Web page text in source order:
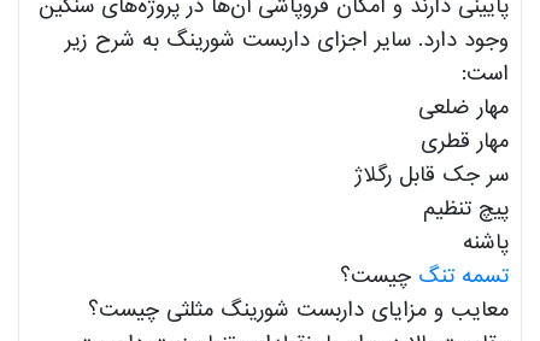
پایینی دارند و امکان فروپاشی آن‌ها در پروژه‌های سنگین
وجود دارد. سایر اجزای داربست شورینگ به شرح زیر
است:
مهار ضلعی
مهار قطری
سر جک قابل رگلاژ
پیچ تنظیم
پاشنه
تسمه تنگ چیست؟
معایب و مزایای داربست شورینگ مثلثی چیست؟